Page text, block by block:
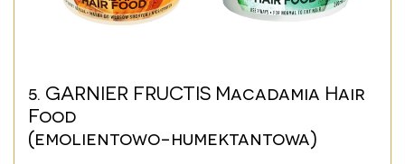
5. GARNIER FRUCTIS Macadamia Hair
Food
(emolientowo-humektantowa)